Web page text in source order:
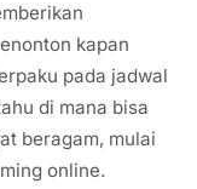
kapan
pada jadwal
di mana bisa
beragam, mulai
online.